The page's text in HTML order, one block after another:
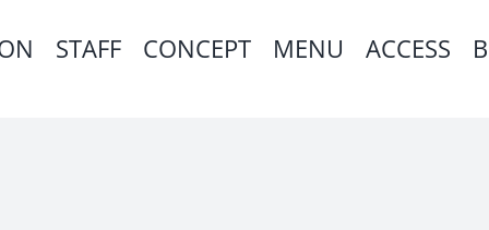
STAFF CONCEPT MENU ACCESS